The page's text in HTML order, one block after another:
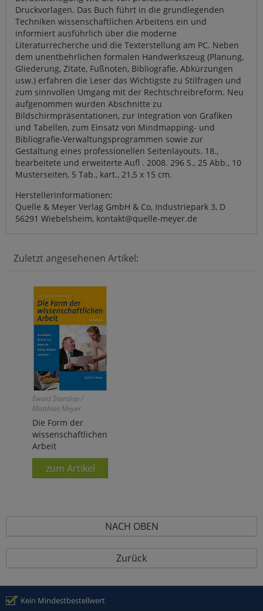
Druckvorlagen. Das Buch führt in die grundlegenden
Techniken wissenschaftlichen Arbeitens ein und
informiert ausführlich über die moderne
Literaturrecherche und die Texterstellung am PC. Neben
dem unentbehrlichen formalen Handwerkszeug (Planung,
Gliederung, Zitate, Fußnoten, Bibliografie, Abkürzungen
usw.) erfahren die Leser das Wichtigste zu Stilfragen und
zum sinnvollen Umgang mit der Rechtschreibreform. Neu
aufgenommen wurden Abschnitte zu
Bildschirmpräsentationen, zur Integration von Grafiken
und Tabellen, zum Einsatz von Mindmapping- und
Bibliografie-Verwaltungsprogrammen sowie zur
Gestaltung eines professionellen Seitenlayouts. 18.,
bearbeitete und erweiterte Aufl . 2008. 296 S., 25 Abb., 10
Musterseiten, 5 Tab., kart., 21,5 x 15 cm.
Herstellerinformationen:
Quelle & Meyer Verlag GmbH & Co, Industriepark 3, D
56291 Wiebelsheim, kontakt@quelle-meyer.de
Zuletzt angesehenen Artikel:
Ewald Standop /
Matthias Meyer
Die Form der
wissenschaftlichen
Arbeit
zum Artikel
NACH OBEN
Zurück
Kein Mindestbestellwert